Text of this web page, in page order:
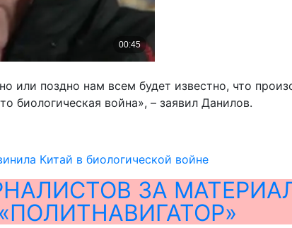
или поздно нам всем будет известно, что
биологическая война», – заявил Данилов.
Китай в биологической войне
ЗА
«ПОЛИТНАВИГАТОР»